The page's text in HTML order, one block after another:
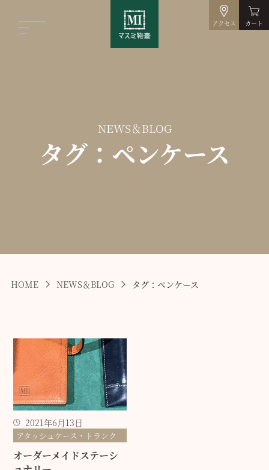
アクセス カート
NEWS＆BLOG
タグ：ペンケース
HOME NEWS＆BLOG タグ：ペンケース
2021年6月13日
アタッシュケース・トランク
オーダーメイドステーシ